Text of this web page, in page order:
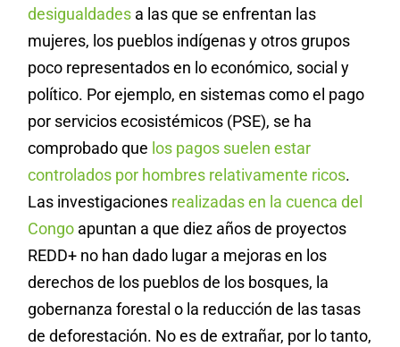
desigualdades a las que se enfrentan las
mujeres, los pueblos indígenas y otros grupos
poco representados en lo económico, social y
político. Por ejemplo, en sistemas como el pago
por servicios ecosistémicos (PSE), se ha
comprobado que los pagos suelen estar
controlados por hombres relativamente ricos.
Las investigaciones realizadas en la cuenca del
Congo apuntan a que diez años de proyectos
REDD+ no han dado lugar a mejoras en los
derechos de los pueblos de los bosques, la
gobernanza forestal o la reducción de las tasas
de deforestación. No es de extrañar, por lo tanto,